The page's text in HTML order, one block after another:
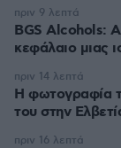
BGS Alcohols:
κεφάλαιο μιας
πριν 9 λεπτά
Η φωτογραφία
του στην
πριν 14 λεπτά
πριν 16 λεπτά